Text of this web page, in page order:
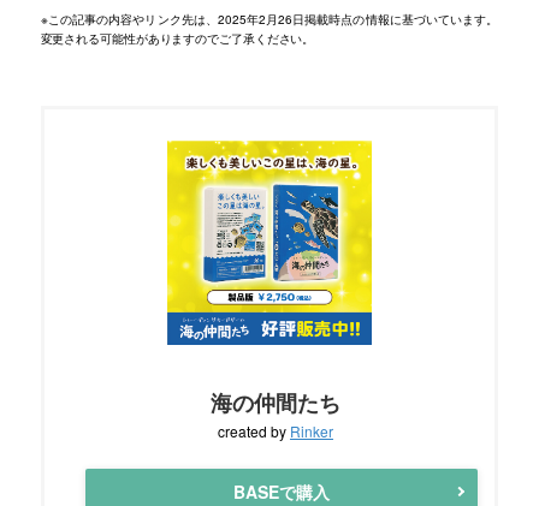
※この記事の内容やリンク先は、2025年2月26日掲載時点の情報に基づいています。
変更される可能性がありますのでご了承ください。
海の仲間たち
created by Rinker
BASEで購入